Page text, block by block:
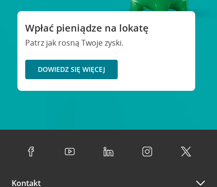
Wpłać pieniądze na lokatę
Patrz jak rosną Twoje zyski.
DOWIEDZ SIĘ WIĘCEJ
Kontakt